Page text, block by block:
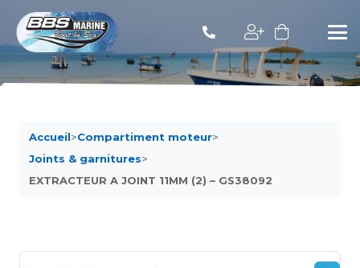
Accueil>Compartiment moteur>
Joints & garnitures>
EXTRACTEUR A JOINT 11MM (2) – GS38092